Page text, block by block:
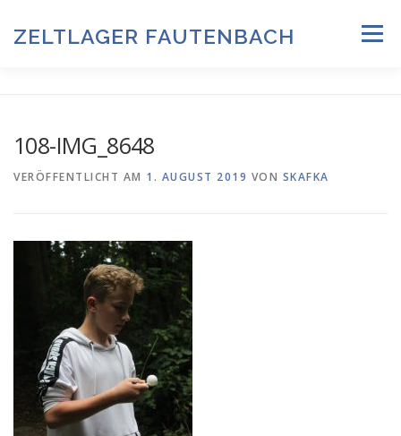
springen
ZELTLAGER FAUTENBACH Menü
HISTORIE & FOTOARCHIV
IMPRESSUM
108-IMG_8648
VERÖFFENTLICHT AM 1. AUGUST 2019 VON SKAFKA